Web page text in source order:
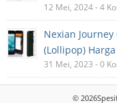
12 Mei, 2024 - 4
Nexian
(Lollipop)
31 Mei, 2023 - 0
© 2026